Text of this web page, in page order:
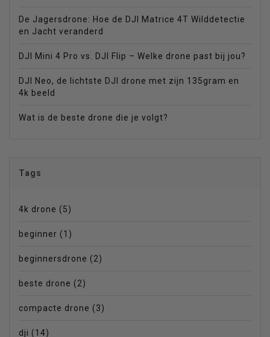
De Jagersdrone: Hoe de DJI Matrice 4T Wilddetectie
en Jacht veranderd
DJI Mini 4 Pro vs. DJI Flip – Welke drone past bij jou?
DJI Neo, de lichtste DJI drone met zijn 135gram en
4k beeld
Wat is de beste drone die je volgt?
Tags
4k drone (5)
beginner (1)
beginnersdrone (2)
beste drone (2)
compacte drone (3)
dji (14)